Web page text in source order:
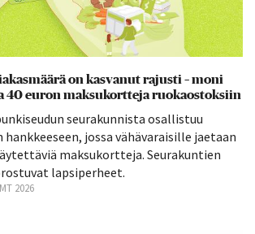
on kasvanut rajusti – moni
40 euron maksukortteja ruokaostoksiin
seurakunnista osallistuu
jossa vähävaraisille jaetaan
maksukortteja. Seurakuntien
lapsiperheet.
2026